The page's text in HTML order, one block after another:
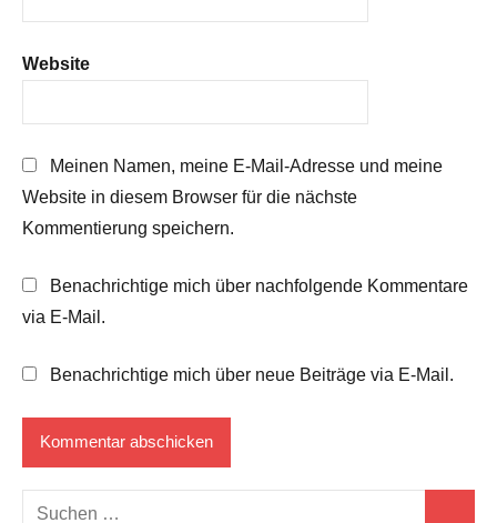
Website
Meinen Namen, meine E-Mail-Adresse und meine
Website in diesem Browser für die nächste
Kommentierung speichern.
Benachrichtige mich über nachfolgende Kommentare
via E-Mail.
Benachrichtige mich über neue Beiträge via E-Mail.
Suchen